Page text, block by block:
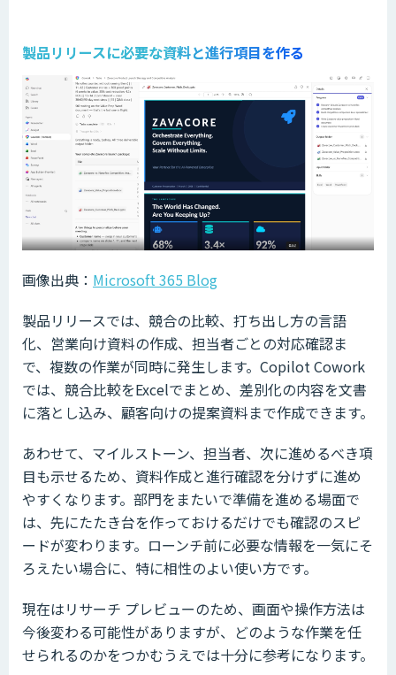
製品リリースに必要な資料と進行項目を作る
画像出典： Microsoft 365 Blog
製品リリースでは、競合の比較、打ち出し方の言語
化、営業向け資料の作成、担当者ごとの対応確認ま
で、複数の作業が同時に発生します。Copilot Cowork
では、競合比較をExcelでまとめ、差別化の内容を文書
に落とし込み、顧客向けの提案資料まで作成できます。
あわせて、マイルストーン、担当者、次に進めるべき項
目も示せるため、資料作成と進行確認を分けずに進め
やすくなります。部門をまたいで準備を進める場面で
は、先にたたき台を作っておけるだけでも確認のスピ
ードが変わります。ローンチ前に必要な情報を一気にそ
ろえたい場合に、特に相性のよい使い方です。
現在はリサーチ プレビューのため、画面や操作方法は
今後変わる可能性がありますが、どのような作業を任
せられるのかをつかむうえでは十分に参考になります。